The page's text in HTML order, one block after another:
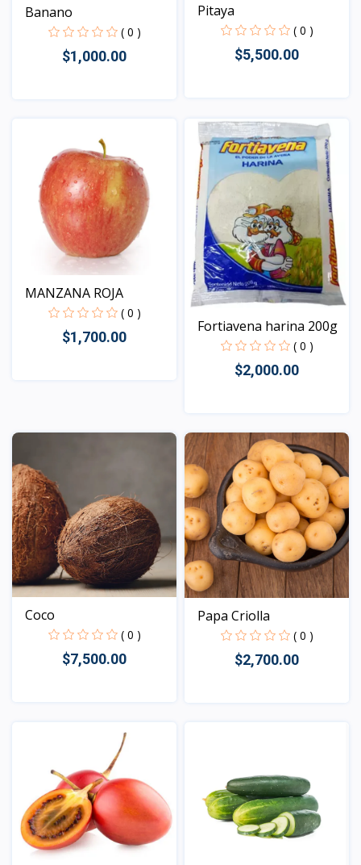
Banano
( 0 )
$1,000.00
Pitaya
( 0 )
$5,500.00
MANZANA ROJA
( 0 )
$1,700.00
Fortiavena harina 200g
( 0 )
$2,000.00
Vista
Coco
( 0 )
$7,500.00
Papa Criolla
( 0 )
$2,700.00